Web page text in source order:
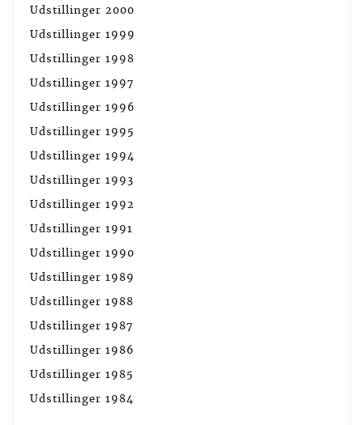
Udstillinger 2000
Udstillinger 1999
Udstillinger 1998
Udstillinger 1997
Udstillinger 1996
Udstillinger 1995
Udstillinger 1994
Udstillinger 1993
Udstillinger 1992
Udstillinger 1991
Udstillinger 1990
Udstillinger 1989
Udstillinger 1988
Udstillinger 1987
Udstillinger 1986
Udstillinger 1985
Udstillinger 1984